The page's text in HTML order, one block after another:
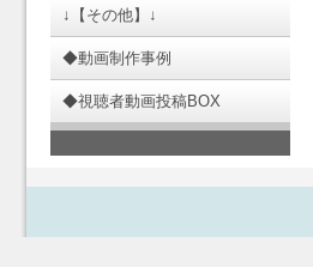
↓【その他】↓
◆動画制作事例
◆視聴者動画投稿BOX